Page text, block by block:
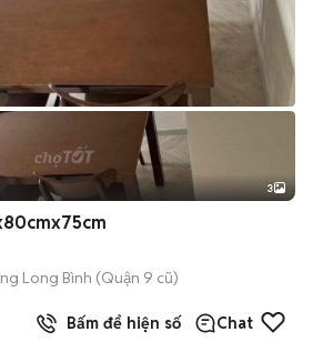
3
Long Bình (Quận 9 cũ)
Bấm để hiện số Chat